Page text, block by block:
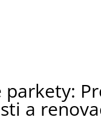
parkety:
a